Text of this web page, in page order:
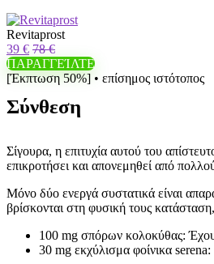
Revitaprost
39 € 78 €
ΠΑΡΑΓΓΕΊΛΤΕ
[Έκπτωση 50%] • επίσημος ιστότοπος
Σύνθεση
Σίγουρα, η επιτυχία αυτού του
επικροτήσει και απονεμηθεί από
Μόνο δύο ενεργά συστατικά είναι
βρίσκονται στη φυσική τους
100 mg σπόρων κολοκύθας: Έχουν
30 mg εκχύλισμα φοίνικα